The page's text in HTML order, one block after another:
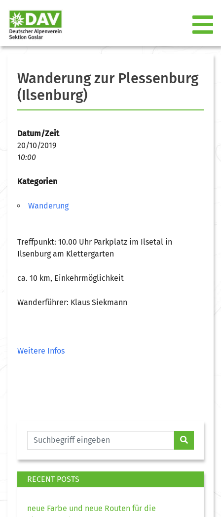
Wanderung zur Plessenburg
(Ilsenburg)
Datum/Zeit
20/10/2019
10:00
Kategorien
Wanderung
Treffpunkt: 10.00 Uhr Parkplatz im Ilsetal in
Ilsenburg am Klettergarten
ca. 10 km, Einkehrmöglichkeit
Wanderführer: Klaus Siekmann
Weitere Infos
RECENT POSTS
neue Farbe und neue Routen für die